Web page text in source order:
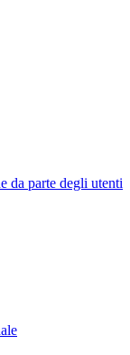
da parte degli utenti